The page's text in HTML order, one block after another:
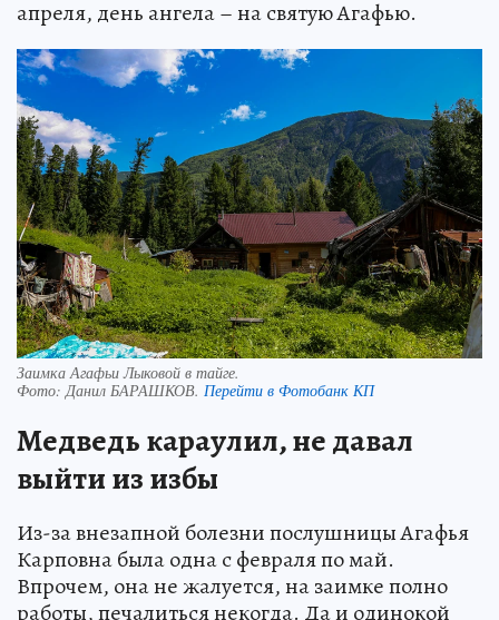
апреля, день ангела – на святую Агафью.
Заимка Агафьи Лыковой в тайге.
Фото:Данил БАРАШКОВ. Перейти в Фотобанк КП
Медведь караулил, не давал
выйти из избы
Из-за внезапной болезни послушницы Агафья
Карповна была одна с февраля по май.
Впрочем, она не жалуется, на заимке полно
работы, печалиться некогда. Да и одинокой